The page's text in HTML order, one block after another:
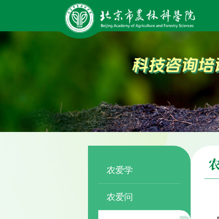
农爱学
农爱问